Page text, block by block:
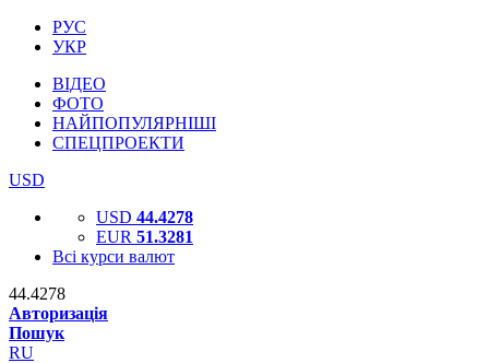
РУС
УКР
ВІДЕО
ФОТО
НАЙПОПУЛЯРНІШІ
СПЕЦПРОЕКТИ
USD
USD 44.4278
EUR 51.3281
Всі курси валют
44.4278
Авторизація
Пошук
RU